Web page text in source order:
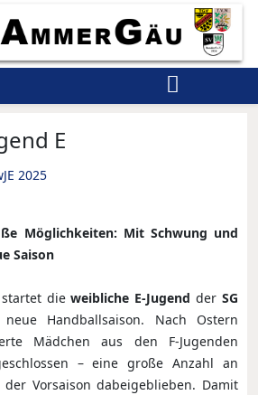
E
Möglichkeiten: Mit Schwung und
Saison
dieweibliche E-Jugend der SG
Handballsaison. Nach Ostern
Mädchen aus den F-Jugenden
– eine große Anzahl an
Vorsaison dabeigeblieben. Damit